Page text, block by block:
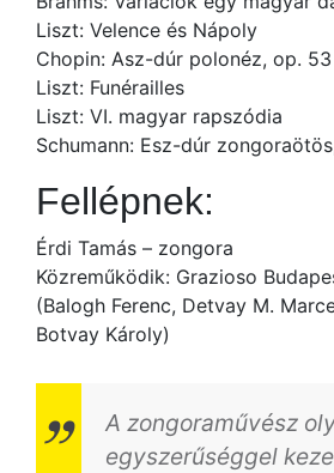
Liszt: Velence és Nápoly
Chopin: Asz-dúr polonéz, op. 53
Liszt: Funérailles
Liszt: VI. magyar rapszódia
Schumann: Esz-dúr
Fellépnek:
Érdi Tamás – zongora
Közreműködik: Grazioso
(Balogh Ferenc, Detvay M.
Botvay Károly)
A zongoraművész
egyszerűséggel